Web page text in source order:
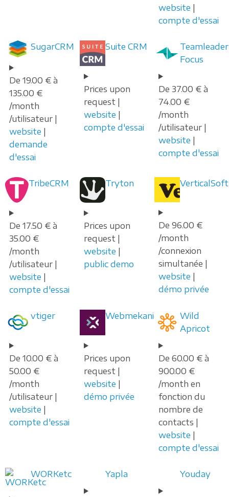
website |
compte d'essai
SugarCRM
De 19.00 € à
135.00 €
/month
/utilisateur |
website |
demande
d'essai
Suite CRM
Prices upon
request |
website |
compte d'essai
Teamleader
Focus
De 37.00 € à
74.00 €
/month
/utilisateur |
website |
compte d'essai
TribeCRM
De 17.50 € à
35.00 €
/month
/utilisateur |
website |
compte d'essai
Tryton
Prices upon
request |
website |
public demo
VerticalSoft
De 96.00 €
/month
/connexion
simultanée |
website |
démo privée
vtiger
De 10.00 € à
50.00 €
/month
/utilisateur |
website |
compte d'essai
Webmekanic
Prices upon
request |
website |
démo privée
Wild
Apricot
De 60.00 € à
900.00 €
/month en
fonction du
nombre de
contacts |
website |
compte d'essai
WORKetc Yapla Youday